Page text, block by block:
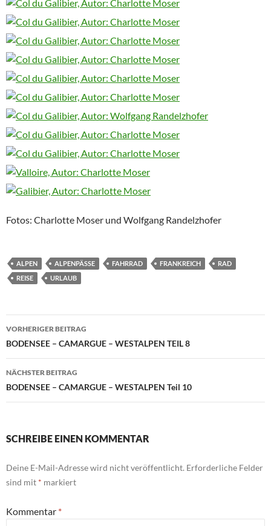
Fotos: Charlotte Moser und Wolfgang Randelzhofer
ALPEN ALPENPÄSSE FAHRRAD FRANKREICH
RAD
REISE
URLAUB
Beitragsnavigation
VORHERIGER BEITRAG
BODENSEE – CAMARGUE – WESTALPEN TEIL 8
NÄCHSTER BEITRAG
BODENSEE – CAMARGUE – WESTALPEN Teil 10
SCHREIBE EINEN KOMMENTAR
Deine E-Mail-Adresse wird nicht veröffentlicht. Erforderliche Felder
sind mit * markiert
Kommentar *